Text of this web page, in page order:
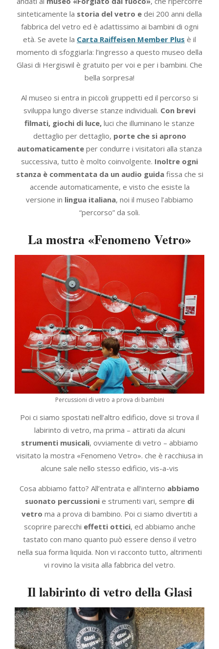
sinteticamente la storia del vetro e dei 200 anni della
fabbrica del vetro ed è adattissimo ai bambini di ogni
età. Se avete la Carta Raiffeisen Member Plus è il
momento di sfoggiarla: l’ingresso a questo museo della
Glasi di Hergiswil è gratuito per voi e per i bambini. Che
bella sorpresa!
Al museo si entra in piccoli gruppetti ed il percorso si
sviluppa lungo diverse stanze individuali. Con brevi
filmati, giochi di luce, luci che illuminano le stanze
dettaglio per dettaglio, porte che si aprono
automaticamente per condurre i visitatori alla stanza
successiva, tutto è molto coinvolgente. Inoltre ogni
stanza è commentata da un audio guidafissa che si
accende automaticamente, e visto che esiste la
versione in lingua italiana, noi il museo l’abbiamo
“percorso” da soli.
La mostra «Fenomeno Vetro»
Percussioni di vetro a prova di bambini
Poi ci siamo spostati nell’altro edificio, dove si trova il
labirinto di vetro, ma prima – attirati da alcuni
strumenti musicali, ovviamente di vetro – abbiamo
visitato la mostra «Fenomeno Vetro». che è racchiusa in
alcune sale nello stesso edificio, vis-a-vis
Cosa abbiamo fatto? All’entrata e all’interno abbiamo
suonato percussioni e strumenti vari, sempre di
vetro ma a prova di bambino. Poi ci siamo divertiti a
scoprire parecchi effetti ottici, ed abbiamo anche
tastato con mano quanto può essere denso il vetro
nella sua forma liquida. Non vi racconto tutto, altrimenti
vi rovino la visita alla fabbrica del vetro.
Il labirinto di vetro della Glasi